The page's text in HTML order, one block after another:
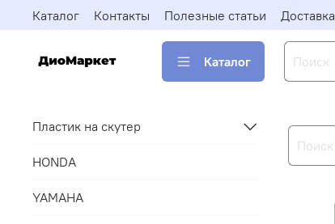
Каталог Контакты Полезные статьи Доставка
Каталог
Пластик на скутер
HONDA
YAMAHA